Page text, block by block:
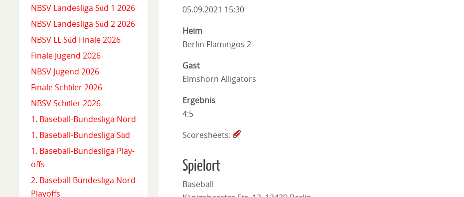
05.09.2021 15:30
Heim
Berlin Flamingos 2
Gast
Elmshorn Alligators
Ergebnis
4:5
Scoresheets:
Spielort
Baseball
NBSV Landesliga Süd 1 2026
NBSV Landesliga Süd 2 2026
NBSV LL Süd Finale 2026
Finale Jugend 2026
NBSV Jugend 2026
Finale Schüler 2026
NBSV Schüler 2026
1. Baseball-Bundesliga Nord
1. Baseball-Bundesliga Süd
1. Baseball-Bundesliga Play-
offs
2. Baseball Bundesliga Nord
Playoffs